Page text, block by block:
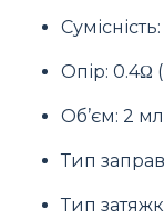
Опір: 0.4Ω
Об’єм: 2 мл
Тип
Тип